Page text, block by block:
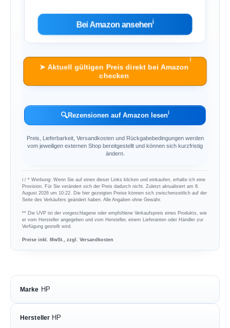
Bei Amazon ansehenℹ︎
➤ Aktuell gültigen Preis direkt bei Amazon
checken
ℹ︎
🔍Rezensionen auf Amazon lesenℹ︎
Preis, Lieferbarkeit, Versandkosten und Rückgabebedingungen werden
vom jeweiligen externen Shop bereitgestellt und können sich kurzfristig
ändern.
ℹ︎ / * Werbung: Wenn Sie auf einen dieser Links klicken und einkaufen, erhalte ich eine
Provision. Für Sie verändert sich der Preis dadurch nicht. Zuletzt aktualisiert am 8.
August 2026 um 10:22. Die hier gezeigten Preise können sich zwischenzeitlich auf der
Seite des Verkäufers geändert haben. Alle Angaben ohne Gewähr.
** Die UVP ist der vorgeschlagene oder empfohlene Verkaufspreis eines Produkts, wie
er vom Hersteller angegeben und vom Hersteller, einem Lieferanten oder Händler zur
Verfügung gestellt wird.
Preise inkl. MwSt., zzgl. Versandkosten
Marke HP
Hersteller HP